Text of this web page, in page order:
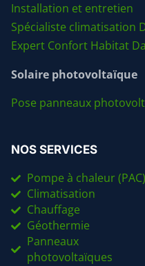
Installation et entretien
Spécialiste climatisation
Expert Confort Habitat
Solaire photovoltaïque
Pose panneaux
NOS SERVICES
Pompe à chaleur (PAC)
Climatisation
Chauffage
Géothermie
Panneaux
photovoltaïques